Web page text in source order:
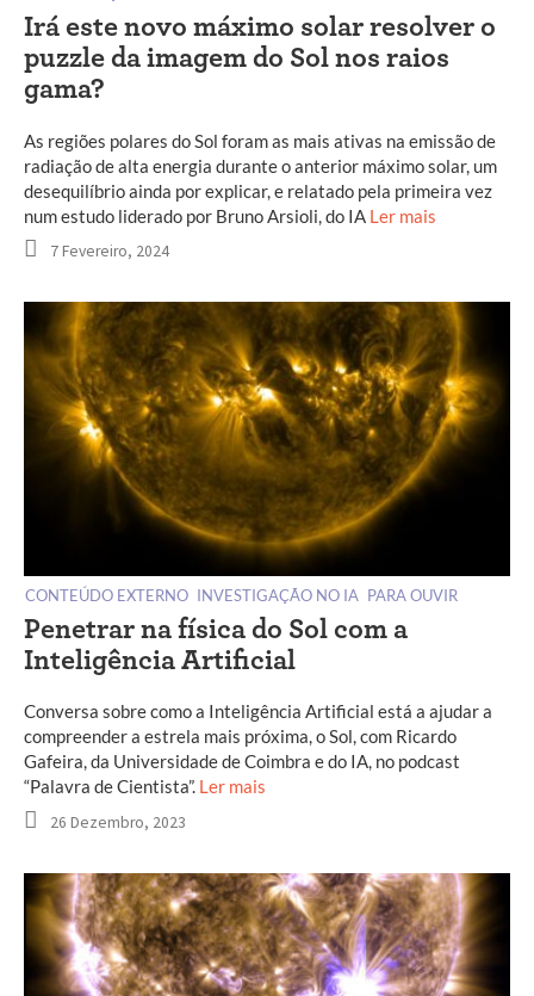
Irá este novo máximo solar resolver o
puzzle da imagem do Sol nos raios
gama?
As regiões polares do Sol foram as mais ativas na emissão de
radiação de alta energia durante o anterior máximo solar, um
desequilíbrio ainda por explicar, e relatado pela primeira vez
num estudo liderado por Bruno Arsioli, do IA Ler mais
7 Fevereiro, 2024
CONTEÚDO EXTERNO INVESTIGAÇÃO NO IA PARA OUVIR
Penetrar na física do Sol com a
Inteligência Artificial
Conversa sobre como a Inteligência Artificial está a ajudar a
compreender a estrela mais próxima, o Sol, com Ricardo
Gafeira, da Universidade de Coimbra e do IA, no podcast
“Palavra de Cientista”. Ler mais
26 Dezembro, 2023